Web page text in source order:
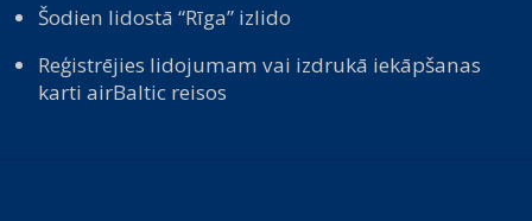
Šodien lidostā “Rīga” izlido
Reģistrējies lidojumam vai izdrukā iekāpšanas
karti airBaltic reisos